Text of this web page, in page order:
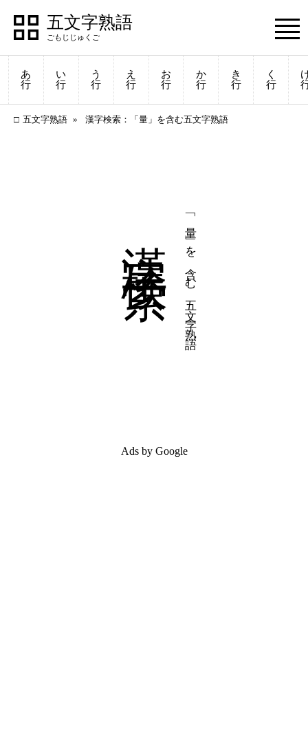
五文字熟語
あ
行
い
行
う
行
え
行
お
行
か
行
き
行
く
行
五文字熟語 漢字検索：「量」を含む五文字熟語
「量」を含む五文字熟語
Ads by Google